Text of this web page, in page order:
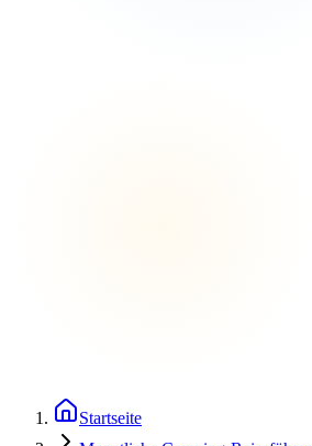
Startseite